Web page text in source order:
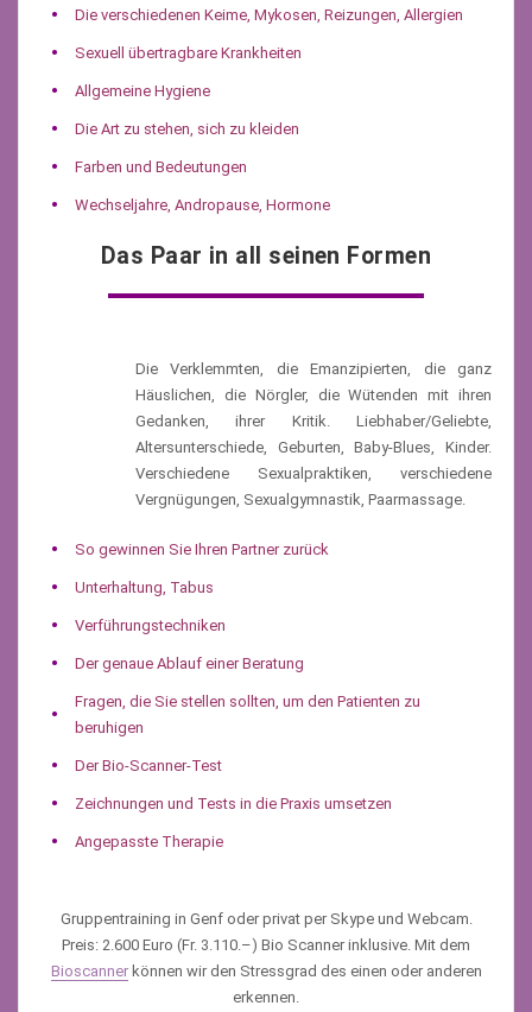
Die verschiedenen Keime, Mykosen, Reizungen, Allergien
Sexuell übertragbare Krankheiten
Allgemeine Hygiene
Die Art zu stehen, sich zu kleiden
Farben und Bedeutungen
Wechseljahre, Andropause, Hormone
Das Paar in all seinen Formen
Die Verklemmten, die Emanzipierten, die ganz
Häuslichen, die Nörgler, die Wütenden mit ihren
Gedanken, ihrer Kritik. Liebhaber/Geliebte,
Altersunterschiede, Geburten, Baby-Blues, Kinder.
Verschiedene Sexualpraktiken, verschiedene
Vergnügungen, Sexualgymnastik, Paarmassage.
So gewinnen Sie Ihren Partner zurück
Unterhaltung, Tabus
Verführungstechniken
Der genaue Ablauf einer Beratung
Fragen, die Sie stellen sollten, um den Patienten zu
beruhigen
Der Bio-Scanner-Test
Zeichnungen und Tests in die Praxis umsetzen
Angepasste Therapie
Gruppentraining in Genf oder privat per Skype und Webcam.
Preis: 2.600 Euro (Fr. 3.110.–) Bio Scanner inklusive. Mit dem
Bioscannerkönnen wir den Stressgrad des einen oder anderen
erkennen.